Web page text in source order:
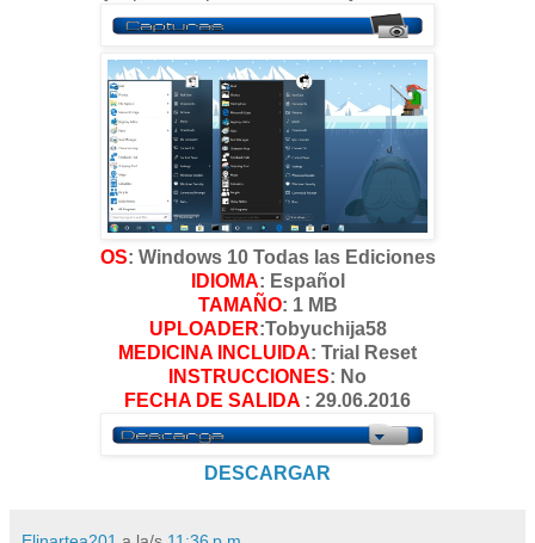
OS: Windows 10 Todas las Ediciones
IDIOMA: Español
TAMAÑO: 1 MB
UPLOADER:Tobyuchija58
MEDICINA INCLUIDA: Trial Reset
INSTRUCCIONES: No
FECHA DE SALIDA : 29.06.2016
DESCARGAR